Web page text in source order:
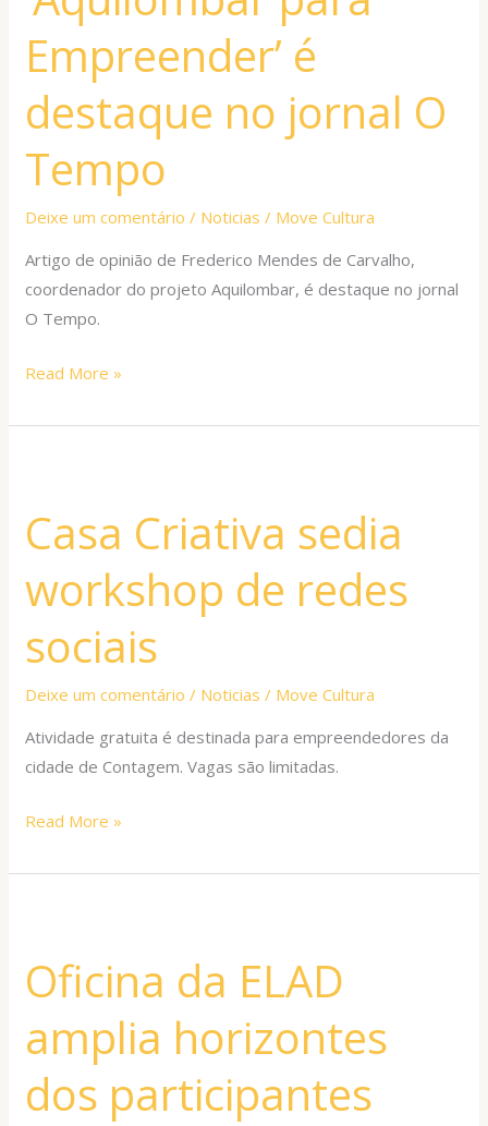
Empreender’ é
destaque no jornal O
Tempo
Deixe um comentário / Noticias / Move Cultura
Artigo de opinião de Frederico Mendes de Carvalho,
coordenador do projeto Aquilombar, é destaque no jornal
O Tempo.
é
destaque
no
jornal
O
Tempo
Read More »
Casa Criativa sedia
workshop de redes
sociais
Deixe um comentário / Noticias / Move Cultura
Atividade gratuita é destinada para empreendedores da
cidade de Contagem. Vagas são limitadas.
sedia
workshop
de
redes
sociais
Read More »
Oficina da ELAD
amplia horizontes
dos participantes
ELAD
amplia
horizontes
dos
participantes